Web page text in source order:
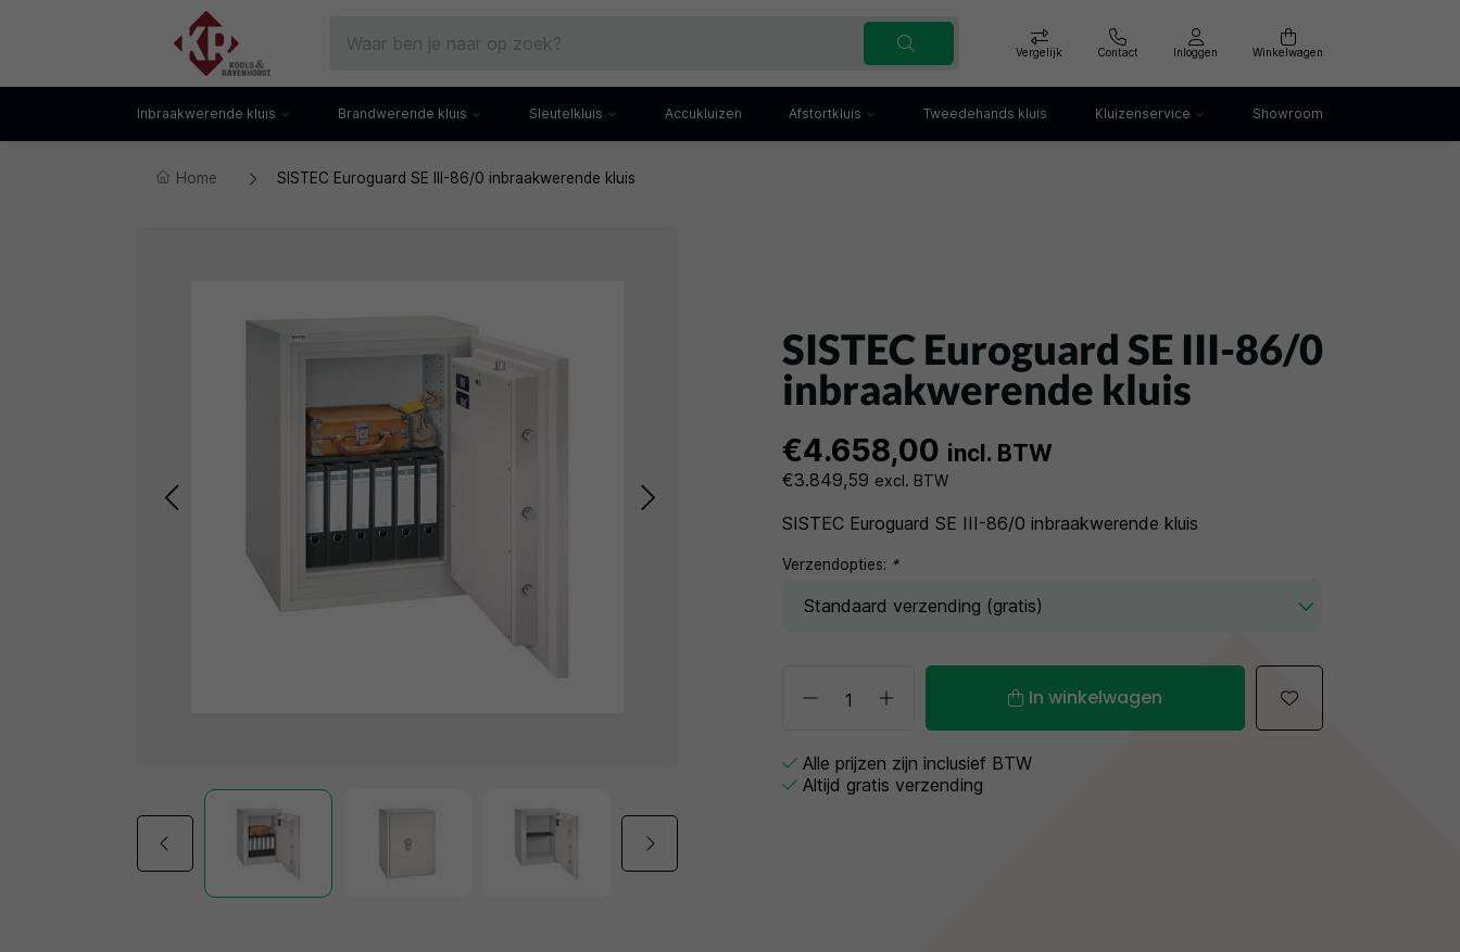
Vergelijk Contact Inloggen Winkelwagen
Inbraakwerende kluis
Gecertificeerde kluis
Brandwerende kluis
Documentenkluis
Sleutelkluis
Inbraakwerende sleutelkluis
Accukluizen Afstortkluis Tweedehands kluis Kluizenservice Showroom
Home SISTEC Euroguard SE III-86/0 inbraakwerende kluis
SISTEC Euroguard SE III-86/0
inbraakwerende kluis
€4.658,00 incl. BTW
€3.849,59 excl. BTW
SISTEC Euroguard SE III-86/0 inbraakwerende kluis
Verzendopties: *
In winkelwagen
Alle prijzen zijn inclusief BTW
Altijd gratis verzending